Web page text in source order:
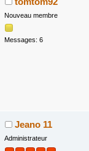
Nouveau membre
Messages: 6
Jeano 11
Administrateur